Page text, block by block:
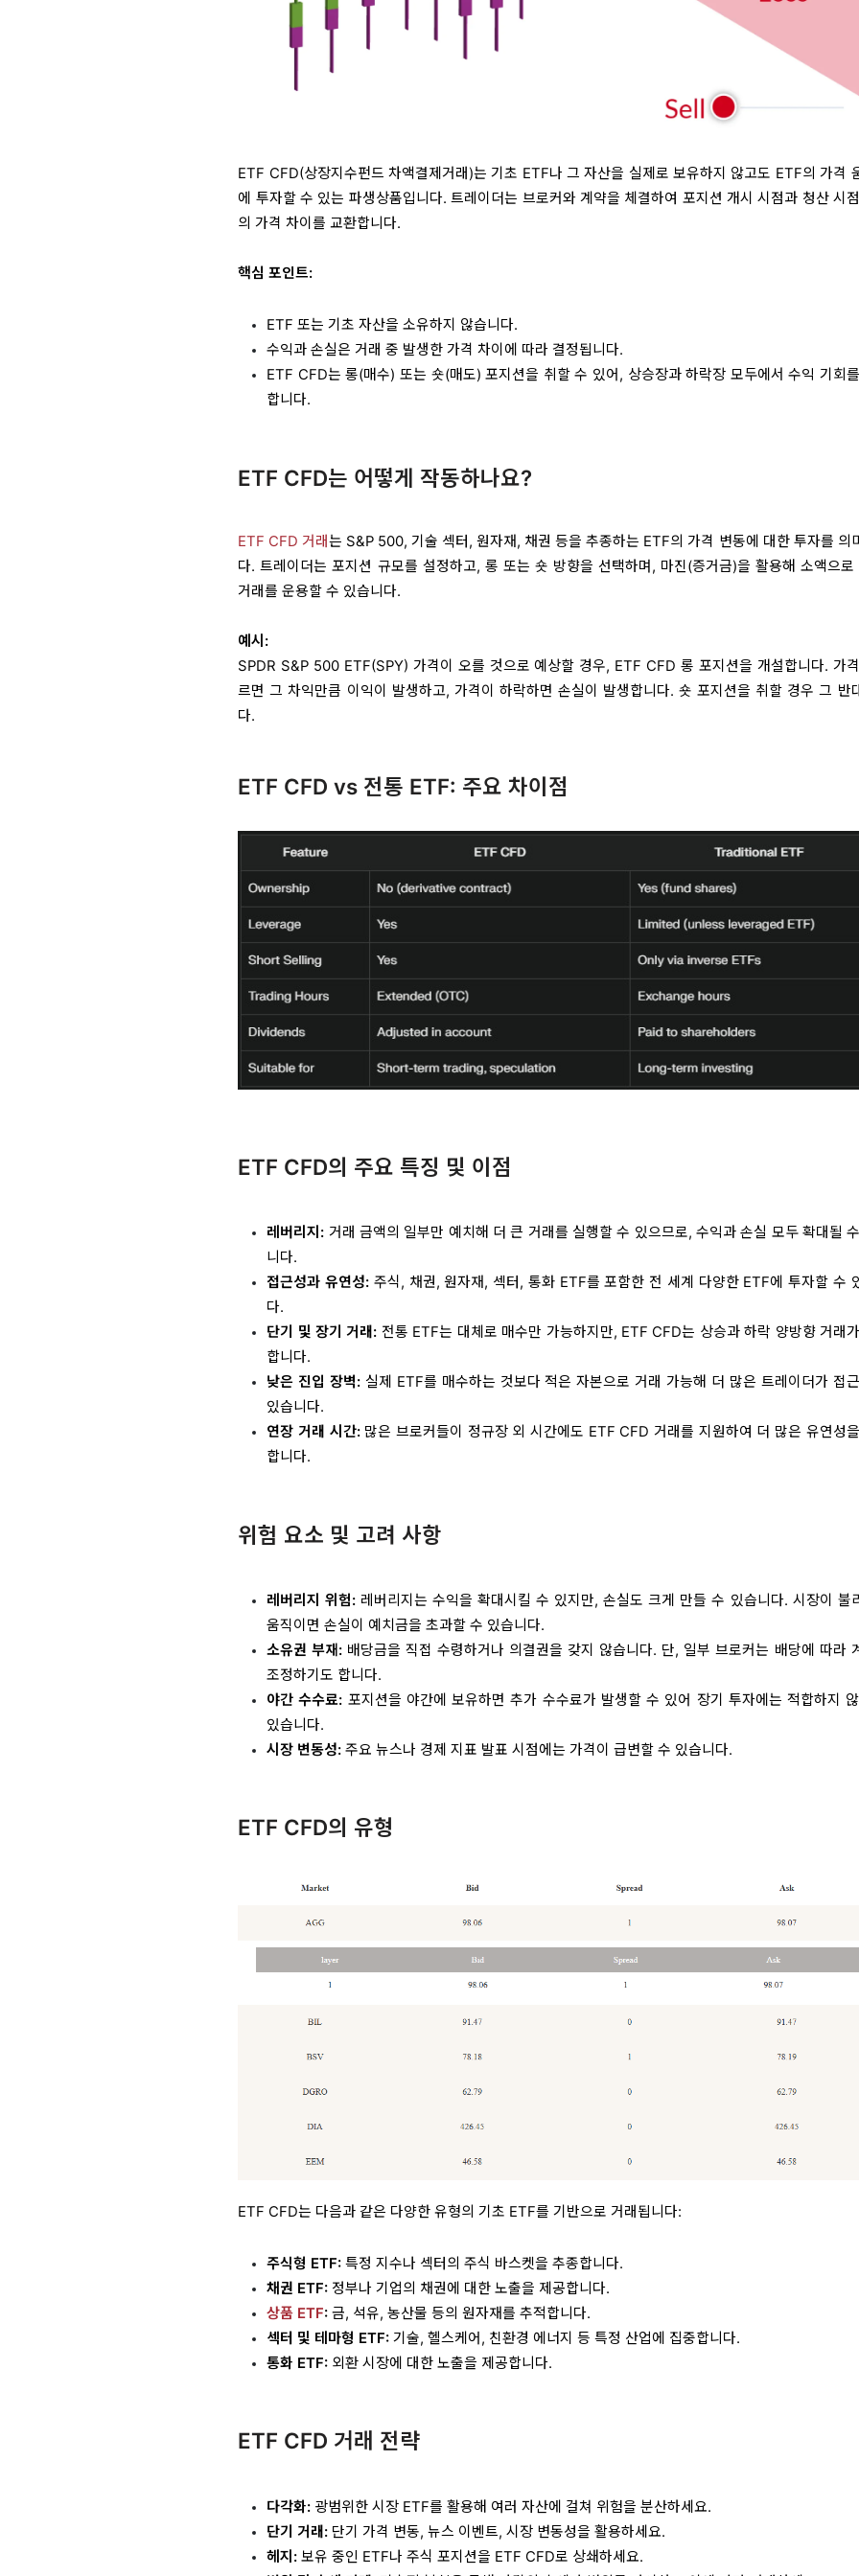
ETF CFD(상장지수펀드 차액결제거래)는 기초 ETF나 그 자산을 실제로 보유하지 않고도 ETF의 가격
에 투자할 수 있는 파생상품입니다. 트레이더는 브로커와 계약을 체결하여 포지션 개시 시점과 청산 시점
의 가격 차이를 교환합니다.
핵심 포인트:
ETF 또는 기초 자산을 소유하지 않습니다.
수익과 손실은 거래 중 발생한 가격 차이에 따라 결정됩니다.
ETF CFD는 롱(매수) 또는 숏(매도) 포지션을 취할 수 있어, 상승장과 하락장 모두에서 수익 기회
합니다.
ETF CFD는 어떻게 작동하나요?
ETF CFD 거래는 S&P 500, 기술 섹터, 원자재, 채권 등을 추종하는 ETF의 가격 변동에 대한 투자를 의
다. 트레이더는 포지션 규모를 설정하고, 롱 또는 숏 방향을 선택하며, 마진(증거금)을 활용해 소액으로
거래를 운용할 수 있습니다.
예시:
SPDR S&P 500 ETF(SPY) 가격이 오를 것으로 예상할 경우, ETF CFD 롱 포지션을 개설합니다. 가
르면 그 차익만큼 이익이 발생하고, 가격이 하락하면 손실이 발생합니다. 숏 포지션을 취할 경우 그 반
다.
ETF CFD vs 전통 ETF: 주요 차이점
ETF CFD의 주요 특징 및 이점
레버리지: 거래 금액의 일부만 예치해 더 큰 거래를 실행할 수 있으므로, 수익과 손실 모두 확대될
니다.
접근성과 유연성: 주식, 채권, 원자재, 섹터, 통화 ETF를 포함한 전 세계 다양한 ETF에 투자할 수
다.
단기 및 장기 거래: 전통 ETF는 대체로 매수만 가능하지만, ETF CFD는 상승과 하락 양방향 거래
합니다.
낮은 진입 장벽: 실제 ETF를 매수하는 것보다 적은 자본으로 거래 가능해 더 많은 트레이더가 접
있습니다.
연장 거래 시간:많은 브로커들이 정규장 외 시간에도 ETF CFD 거래를 지원하여 더 많은 유연성
합니다.
위험 요소 및 고려 사항
레버리지 위험: 레버리지는 수익을 확대시킬 수 있지만, 손실도 크게 만들 수 있습니다. 시장이 불
움직이면 손실이 예치금을 초과할 수 있습니다.
소유권 부재: 배당금을 직접 수령하거나 의결권을 갖지 않습니다. 단, 일부 브로커는 배당에 따라
조정하기도 합니다.
야간 수수료: 포지션을 야간에 보유하면 추가 수수료가 발생할 수 있어 장기 투자에는 적합하지
있습니다.
시장 변동성: 주요 뉴스나 경제 지표 발표 시점에는 가격이 급변할 수 있습니다.
ETF CFD의 유형
ETF CFD는 다음과 같은 다양한 유형의 기초 ETF를 기반으로 거래됩니다:
주식형 ETF: 특정 지수나 섹터의 주식 바스켓을 추종합니다.
채권 ETF: 정부나 기업의 채권에 대한 노출을 제공합니다.
상품 ETF: 금, 석유, 농산물 등의 원자재를 추적합니다.
섹터 및 테마형 ETF: 기술, 헬스케어, 친환경 에너지 등 특정 산업에 집중합니다.
통화 ETF: 외환 시장에 대한 노출을 제공합니다.
ETF CFD 거래 전략
다각화: 광범위한 시장 ETF를 활용해 여러 자산에 걸쳐 위험을 분산하세요.
단기 거래: 단기 가격 변동, 뉴스 이벤트, 시장 변동성을 활용하세요.
헤지: 보유 중인 ETF나 주식 포지션을 ETF CFD로 상쇄하세요.